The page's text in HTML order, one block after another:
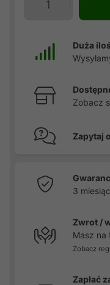
Duża
Zobacz
Zapytaj
3
Zwrot /
Masz na
Zobacz
Zapłać